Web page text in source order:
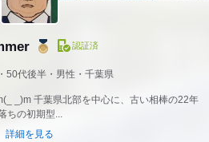
認証済
50代後半・男性・千葉県
_)m 千葉県北部を中心に、古い相棒の22年
ちの初期型...
詳細を見る